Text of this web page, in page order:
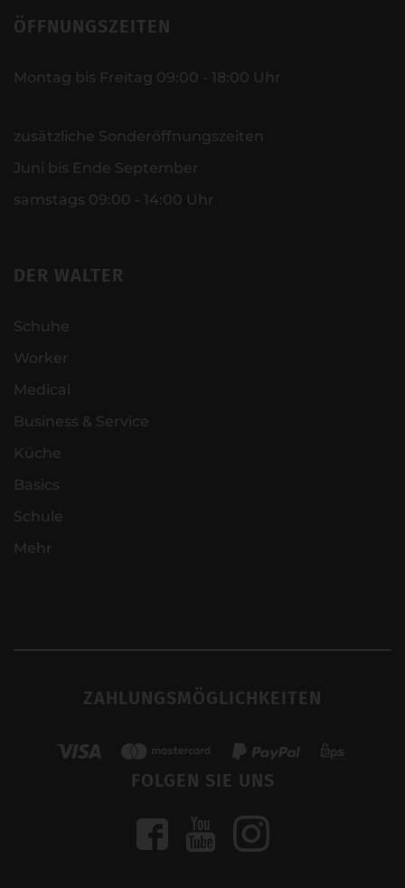
ÖFFNUNGSZEITEN
Montag bis Freitag 09:00 - 18:00 Uhr
zusätzliche Sonderöffnungszeiten
Juni bis Ende September
samstags 09:00 - 14:00 Uhr
DER WALTER
Schuhe
Worker
Medical
Business & Service
Küche
Basics
Schule
Mehr
ZAHLUNGSMÖGLICHKEITEN
FOLGEN SIE UNS